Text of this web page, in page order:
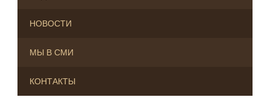
НОВОСТИ
МЫ В СМИ
КОНТАКТЫ